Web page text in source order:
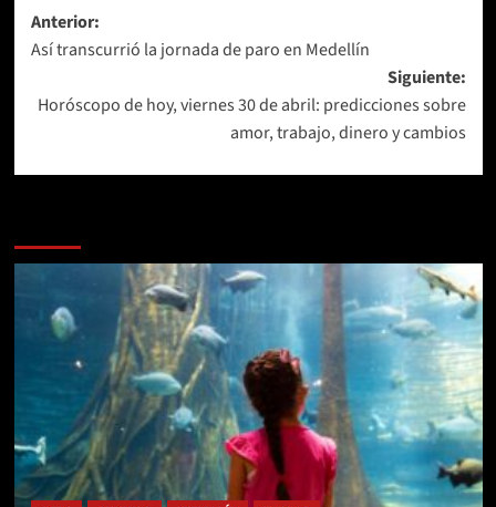
Navegación
de
entradas
Anterior:
Así transcurrió la jornada de paro en Medellín
Siguiente:
Horóscopo de hoy, viernes 30 de abril: predicciones sobre
amor, trabajo, dinero y cambios